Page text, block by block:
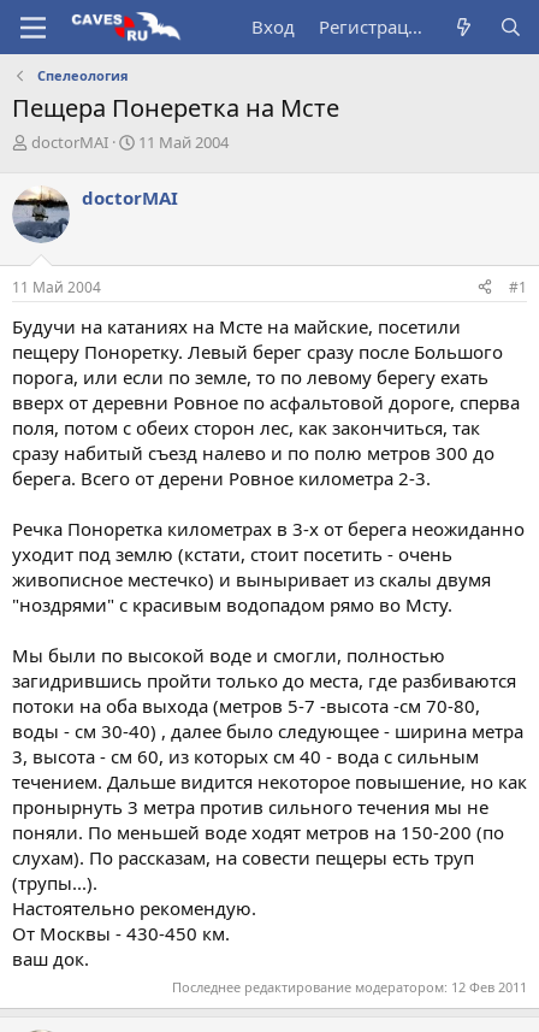
Вход Регистрация
Спелеология
Пещера Понеретка на Мсте
А
о
р
т
е
м
doctorMAI
Д
а
ч
а
11 Май 2004
doctorMAI
11 Май 2004 #1
Будучи на катаниях на Мсте на майские, посетили
пещеру Поноретку. Левый берег сразу после Большого
порога, или если по земле, то по левому берегу ехать
вверх от деревни Ровное по асфальтовой дороге, сперва
поля, потом с обеих сторон лес, как закончиться, так
сразу набитый съезд налево и по полю метров 300 до
берега. Всего от дерени Ровное километра 2-3.
Речка Поноретка километрах в 3-х от берега неожиданно
уходит под землю (кстати, стоит посетить - очень
живописное местечко) и выныривает из скалы двумя
"ноздрями" с красивым водопадом рямо во Мсту.
Мы были по высокой воде и смогли, полностью
загидрившись пройти только до места, где разбиваются
потоки на оба выхода (метров 5-7 -высота -см 70-80,
воды - см 30-40) , далее было следующее - ширина метра
3, высота - см 60, из которых см 40 - вода с сильным
течением. Дальше видится некоторое повышение, но как
пронырнуть 3 метра против сильного течения мы не
поняли. По меньшей воде ходят метров на 150-200 (по
слухам). По рассказам, на совести пещеры есть труп
(трупы...).
Настоятельно рекомендую.
От Москвы - 430-450 км.
ваш док.
Последнее редактирование модератором: 12 Фев 2011